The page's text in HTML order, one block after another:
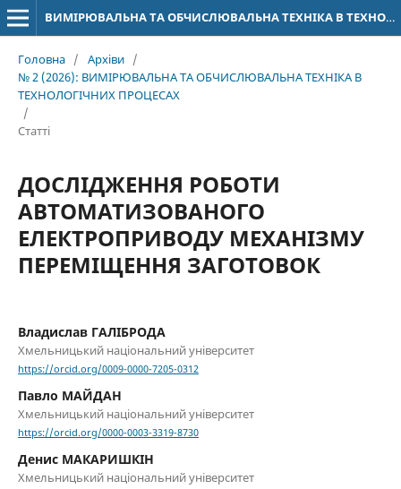
ВИМІРЮВАЛЬНА ТА ОБЧИСЛЮВАЛЬНА ТЕХНІКА В ТЕХНОЛОГІЧНИХ ПРОЦЕСАХ
Головна / Архіви /
№ 2 (2026): ВИМІРЮВАЛЬНА ТА ОБЧИСЛЮВАЛЬНА ТЕХНІКА В
ТЕХНОЛОГІЧНИХ ПРОЦЕСАХ
/
Статті
ДОСЛІДЖЕННЯ РОБОТИ
АВТОМАТИЗОВАНОГО
ЕЛЕКТРОПРИВОДУ МЕХАНІЗМУ
ПЕРЕМІЩЕННЯ ЗАГОТОВОК
Владислав ГАЛІБРОДА
Хмельницький національний університет
https://orcid.org/0009-0000-7205-0312
Павло МАЙДАН
Хмельницький національний університет
https://orcid.org/0000-0003-3319-8730
Денис МАКАРИШКІН
Хмельницький національний університет